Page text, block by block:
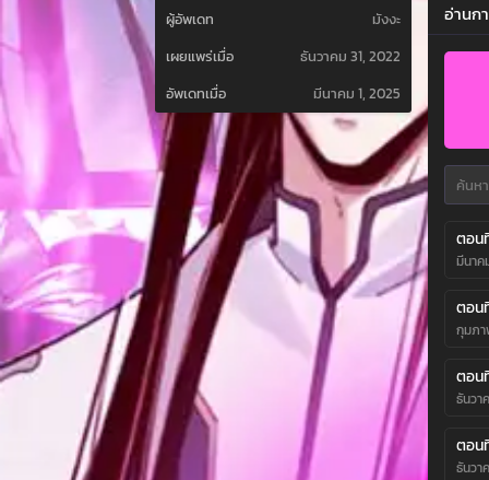
ผู้อัพเดท
มังงะ
เผยแพร่เมื่อ
ธันวาคม 31, 2022
อัพเดทเมื่อ
มีนาคม 1, 2025
อ่านก
ตอน
มีนาค
ตอน
กุมภา
ตอน
ธันวา
ตอน
ธันวา